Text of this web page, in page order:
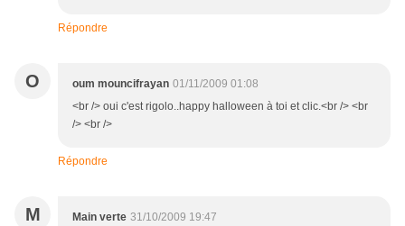
Répondre
O oum mouncifrayan 01/11/2009 01:08
<br /> oui c'est rigolo..happy halloween à toi et clic.<br /> <br
/> <br />
Répondre
M Main verte 31/10/2009 19:47